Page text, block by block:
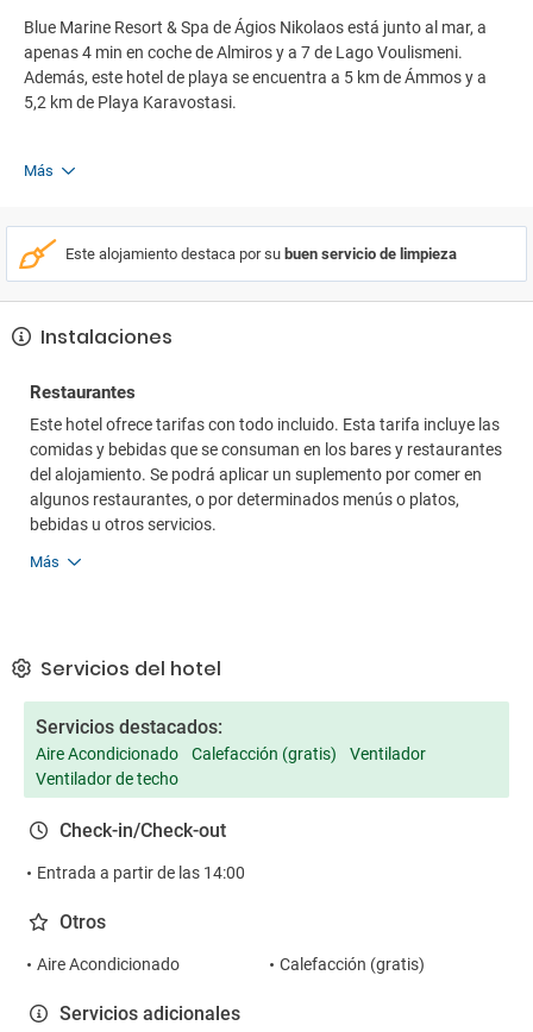
Blue Marine Resort & Spa de Ágios Nikolaos está junto al mar, a
apenas 4 min en coche de Almiros y a 7 de Lago Voulismeni.
Además, este hotel de playa se encuentra a 5 km de Ámmos y a
5,2 km de Playa Karavostasi.
Más
Este alojamiento destaca por su buen servicio de limpieza
Instalaciones
Restaurantes
Este hotel ofrece tarifas con todo incluido. Esta tarifa incluye las
comidas y bebidas que se consuman en los bares y restaurantes
del alojamiento. Se podrá aplicar un suplemento por comer en
algunos restaurantes, o por determinados menús o platos,
bebidas u otros servicios.
Más
Servicios del hotel
Servicios destacados:
Aire Acondicionado Calefacción (gratis)
Ventilador
Ventilador de techo
Check-in/Check-out
Entrada a partir de las 14:00
Otros
Aire Acondicionado Calefacción (gratis)
Servicios adicionales